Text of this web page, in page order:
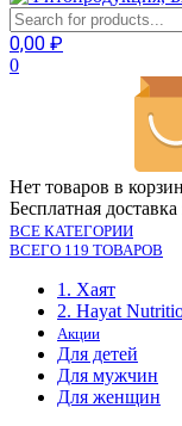
0,00 ₽
0
Нет товаров в
Бесплатная
ВСЕ КАТЕГОРИИ
ВСЕГО 119 ТОВАРОВ
1. Хаят
2. Hayat
Акции
Для детей
Для мужчин
Для женщин